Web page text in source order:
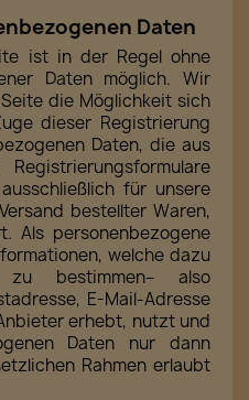
Daten
ist in der Regel ohne
Daten möglich. Wir
die Möglichkeit sich
dieser Registrierung
Daten, die aus
für unsere
bestellter Waren,
Als personenbezogene
welche dazu
bestimmen– also
E-Mail-Adresse
erhebt, nutzt und
Daten nur dann
Rahmen erlaubt